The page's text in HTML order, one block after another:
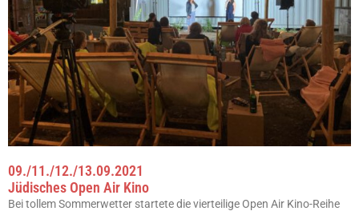
09./11./12./13.09.2021
Jüdisches Open Air Kino
Bei tollem Sommerwetter startete die vierteilige Open Air Kino-Reihe